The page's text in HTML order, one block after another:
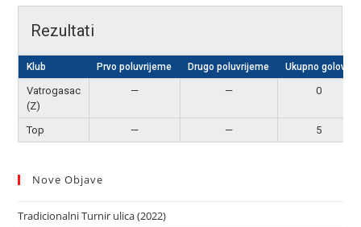
Rezultati
Klub Prvo poluvrijeme Drugo poluvrijeme Ukupno golova
Vatrogasac
(Z)
— — 0
Top — — 5
Nove Objave
Tradicionalni Turnir ulica (2022)